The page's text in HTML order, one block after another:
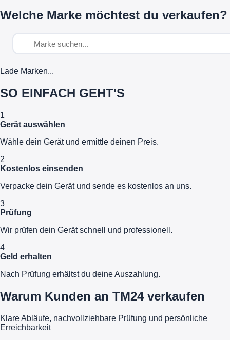
Welche Marke möchtest du verkaufen?
Lade Marken...
SO EINFACH GEHT'S
1
Gerät auswählen
Wähle dein Gerät und ermittle deinen Preis.
2
Kostenlos einsenden
Verpacke dein Gerät und sende es kostenlos an uns.
3
Prüfung
Wir prüfen dein Gerät schnell und professionell.
4
Geld erhalten
Nach Prüfung erhältst du deine Auszahlung.
Warum Kunden an TM24 verkaufen
Klare Abläufe, nachvollziehbare Prüfung und persönliche
Erreichbarkeit